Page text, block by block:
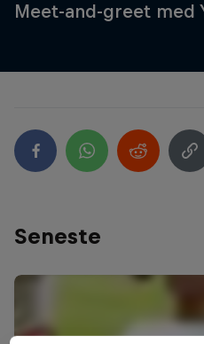
Meet-and-greet med
Seneste